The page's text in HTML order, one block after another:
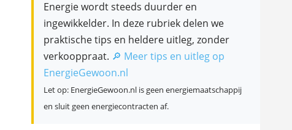
Energie wordt steeds duurder en
ingewikkelder. In deze rubriek delen we
praktische tips en heldere uitleg, zonder
verkooppraat. 🔎 Meer tips en uitleg op
EnergieGewoon.nl
Let op: EnergieGewoon.nl is geen energiemaatschappij
en sluit geen energiecontracten af.